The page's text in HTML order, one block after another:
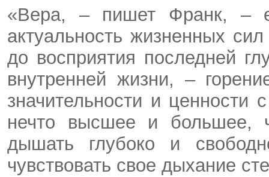
«Вера, – пишет Франк, –
актуальность жизненных
до восприятия последней
внутренней жизни, –
значительности и ценности
нечто высшее и большее,
дышать глубоко и
чувствовать свое дыхание